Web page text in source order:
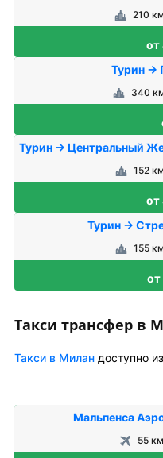
210
от
Турин →
340
Турин → Центральный
152
от
Турин →
155
от
Такси трансфер в
Такси в Милан доступно
Мальпенса
55